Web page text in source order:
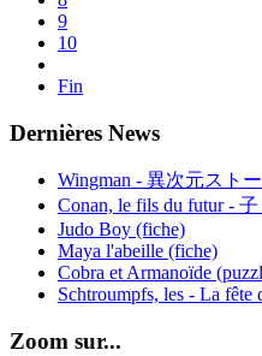
9
10
Fin
Dernières News
Wingman - 異次元スト
Conan, le fils du futur -
Judo Boy (fiche)
Maya l'abeille (fiche)
Cobra et Armanoïde
Schtroumpfs, les - La fête
Zoom sur...